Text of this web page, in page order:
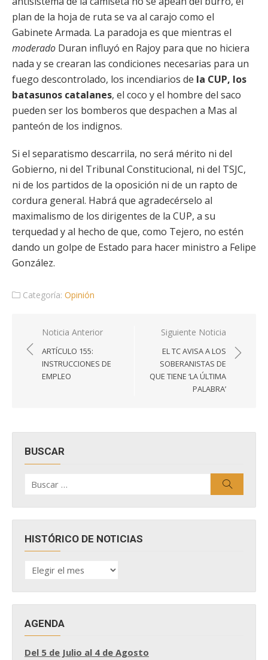
plan de la hoja de ruta se va al carajo como el
Gabinete Armada. La paradoja es que mientras el
moderado Duran influyó en Rajoy para que no hiciera
nada y se crearan las condiciones necesarias para un
fuego descontrolado, los incendiarios de la CUP, los
batasunos catalanes, el coco y el hombre del saco
pueden ser los bomberos que despachen a Mas al
panteón de los indignos.
Si el separatismo descarrila, no será mérito ni del
Gobierno, ni del Tribunal Constitucional, ni del TSJC,
ni de los partidos de la oposición ni de un rapto de
cordura general. Habrá que agradecérselo al
maximalismo de los dirigentes de la CUP, a su
terquedad y al hecho de que, como Tejero, no estén
dando un golpe de Estado para hacer ministro a Felipe
González.
Categoría: Opinión
Navegación
de
entradas
Noticia Anterior
ARTÍCULO 155:
INSTRUCCIONES DE
EMPLEO
Siguiente Noticia
EL TC AVISA A LOS
SOBERANISTAS DE
QUE TIENE ‘LA ÚLTIMA
PALABRA’
BUSCAR
por:
HISTÓRICO DE NOTICIAS
HISTÓRICO
DE
AGENDA
Del 5 de Julio al 4 de Agosto